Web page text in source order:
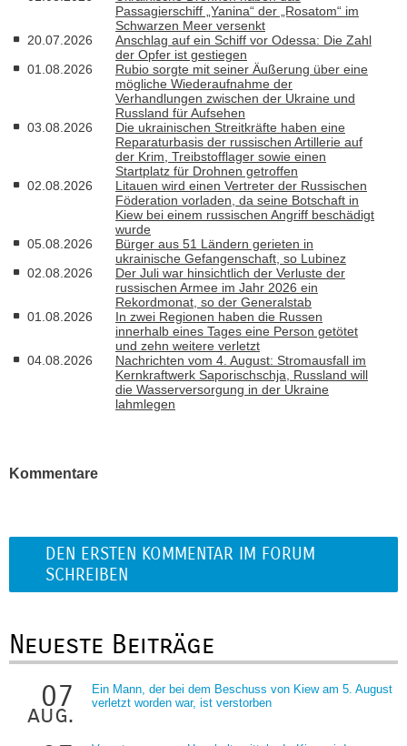
Passagierschiff „Yanina“ der „Rosatom“ im
Schwarzen Meer versenkt
20.07.2026
Anschlag auf ein Schiff vor Odessa: Die Zahl
der Opfer ist gestiegen
01.08.2026
Rubio sorgte mit seiner Äußerung über eine
mögliche Wiederaufnahme der
Verhandlungen zwischen der Ukraine und
Russland für Aufsehen
03.08.2026
Die ukrainischen Streitkräfte haben eine
Reparaturbasis der russischen Artillerie auf
der Krim, Treibstofflager sowie einen
Startplatz für Drohnen getroffen
02.08.2026
Litauen wird einen Vertreter der Russischen
Föderation vorladen, da seine Botschaft in
Kiew bei einem russischen Angriff beschädigt
wurde
05.08.2026
Bürger aus 51 Ländern gerieten in
ukrainische Gefangenschaft, so Lubinez
02.08.2026
Der Juli war hinsichtlich der Verluste der
russischen Armee im Jahr 2026 ein
Rekordmonat, so der Generalstab
01.08.2026
In zwei Regionen haben die Russen
innerhalb eines Tages eine Person getötet
und zehn weitere verletzt
04.08.2026
Nachrichten vom 4. August: Stromausfall im
Kernkraftwerk Saporischschja, Russland will
die Wasserversorgung in der Ukraine
lahmlegen
Kommentare
DEN ERSTEN KOMMENTAR IM FORUM
SCHREIBEN
Neueste Beiträge
07
aug.
Ein Mann, der bei dem Beschuss von Kiew am 5. August
verletzt worden war, ist verstorben